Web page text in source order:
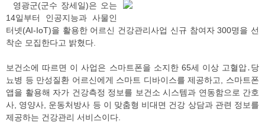
영광군(군수 장세일)은 오는
14일부터 인공지능과 사물인
터넷(AI-IoT)을 활용한 어르신 건강관리사업 신규 참여자 300명을 선
착순 모집한다고 밝혔다.
보건소에 따르면 이 사업은 스마트폰을 소지한 65세 이상 고혈압․당
뇨병 등 만성질환 어르신에게 스마트 디바이스를 제공하고, 스마트폰
앱을 활용해 자가 건강측정 정보를 보건소 시스템과 연동함으로 간호
사, 영양사, 운동처방사 등 이 맞춤형 비대면 건강 상담과 관련 정보를
제공하는 건강관리 서비스이다.